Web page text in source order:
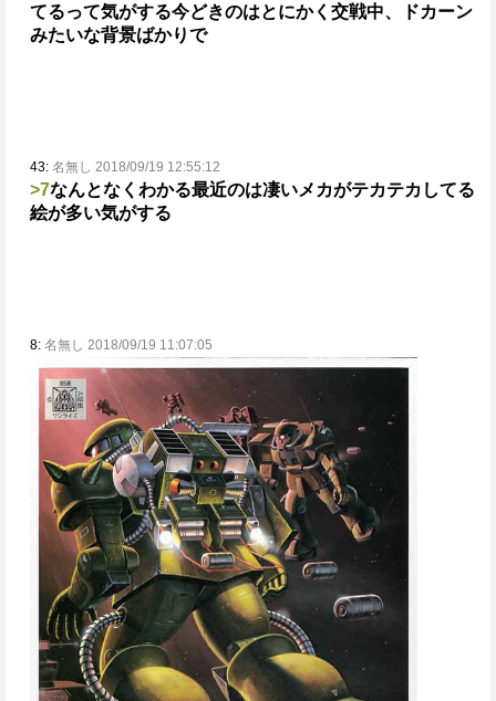
てるって気がする今どきのはとにかく交戦中、ドカーン
みたいな背景ばかりで
43: 名無し 2018/09/19 12:55:12
>7なんとなくわかる最近のは凄いメカがテカテカしてる
絵が多い気がする
8: 名無し 2018/09/19 11:07:05